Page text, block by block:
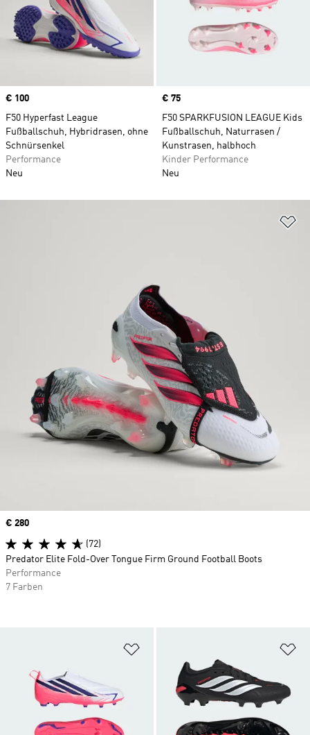
Price
€ 100
F50 Hyperfast League
Fußballschuh, Hybridrasen, ohne
Schnürsenkel
Performance
Neu
Price
€ 75
F50 SPARKFUSION LEAGUE Kids
Fußballschuh, Naturrasen /
Kunstrasen, halbhoch
Kinder Performance
Neu
Price
€ 280
(72)
Predator Elite Fold-Over Tongue Firm Ground Football Boots
Performance
7 Farben